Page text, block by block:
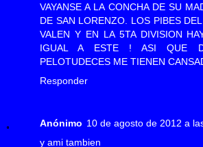
VAYANSE A LA CONCHA DE SU
DE SAN LORENZO. LOS PIBES
VALEN Y EN LA 5TA DIVISION
IGUAL A ESTE ! ASI QUE
PELOTUDECES ME TIENEN
Responder
Anónimo 10 de agosto de 2012 a
y ami tambien